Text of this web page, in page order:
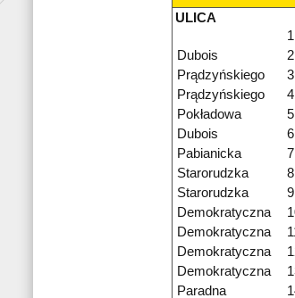
ULICA
Dubois
Prądzyńskiego
Prądzyńskiego
Pokładowa
Dubois
Pabianicka
Starorudzka
Starorudzka
Demokratyczna
Demokratyczna
Demokratyczna
Demokratyczna
Paradna